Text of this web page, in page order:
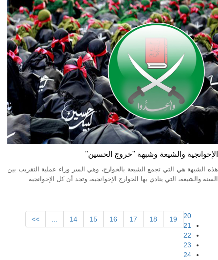
الإخوانجية والشيعة وشبهة "خروج الحسين"
هذه الشبهة هي التي تجمع الشيعة بالخوارج، وهي السر وراء عملية التقريب بين
السنة والشيعة، التي ينادي بها الخوارج الإخوانجية، وتجد أن كل الإخوانجية
>> ... 14 15 16 17 18 19
20
21
22
23
24